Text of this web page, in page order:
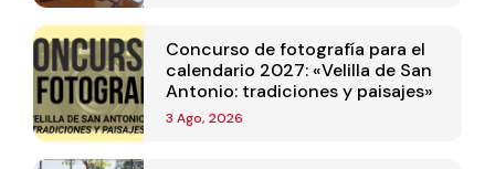
Concurso de fotografía para el
calendario 2027: «Velilla de San
Antonio: tradiciones y paisajes»
3 Ago, 2026